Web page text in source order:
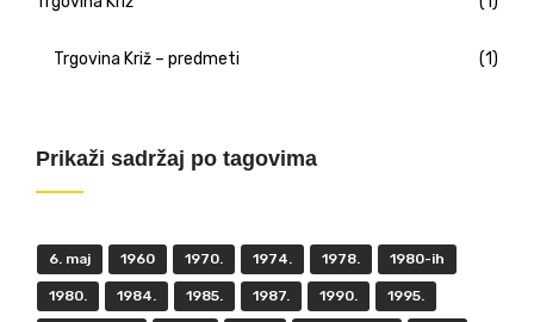
Trgovina Križ – predmeti (1)
Prikaži sadržaj po tagovima
6. maj 1960 1970. 1974. 1978. 1980-ih
1980. 1984. 1985. 1987. 1990. 1995.